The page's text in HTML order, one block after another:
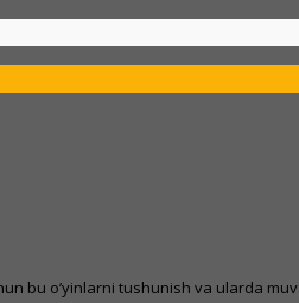
bu o’yinlarni tushunish va ularda